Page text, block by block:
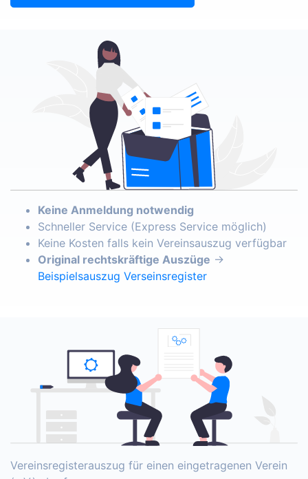
Keine Anmeldung notwendig
Schneller Service (Express Service möglich)
Keine Kosten falls kein Vereinsauszug verfügbar
Original rechtskräftige Auszüge →
Beispielsauszug Verseinsregister
Vereinsregisterauszug für einen eingetragenen Verein